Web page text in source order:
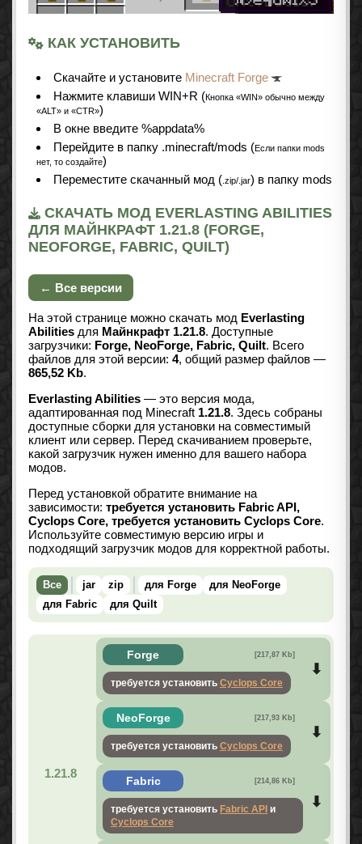
КАК УСТАНОВИТЬ
Cкачайте и установите Minecraft Forge
Нажмите клавиши WIN+R (Кнопка «WIN» обычно между
«ALT» и «CTR»)
В окне введите %appdata%
Перейдите в папку .minecraft/mods (Если папки mods
нет, то создайте)
Переместите скачанный мод ( .zip/.jar) в папку mods
СКАЧАТЬ МОД EVERLASTING ABILITIES
ДЛЯ МАЙНКРАФТ 1.21.8 (FORGE,
NEOFORGE, FABRIC, QUILT)
← Все версии
На этой странице можно скачать мод Everlasting
Abilities для Майнкрафт 1.21.8. Доступные
загрузчики: Forge, NeoForge, Fabric, Quilt. Всего
файлов для этой версии: 4, общий размер файлов —
865,52 Kb.
Everlasting Abilities — это версия мода,
адаптированная под Minecraft 1.21.8. Здесь собраны
доступные сборки для установки на совместимый
клиент или сервер. Перед скачиванием проверьте,
какой загрузчик нужен именно для вашего набора
модов.
Перед установкой обратите внимание на
зависимости: требуется установить Fabric API,
Cyclops Core, требуется установить Cyclops Core.
Используйте совместимую версию игры и
подходящий загрузчик модов для корректной работы.
Все jar zip для Forge
для NeoForge
для Fabric
для Quilt
1.21.8
Forge [217,87 Kb]
требуется установить Cyclops Core
NeoForge [217,93 Kb]
требуется установить Cyclops Core
Fabric [214,86 Kb]
требуется установить Fabric API и
Cyclops Core